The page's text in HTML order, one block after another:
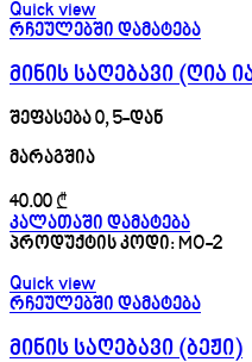
Quick view
რჩეულებში დამატება
მინის საღებავი (ღია
შეფასება0, 5-დან
მარაგშია
40.00₾
კალათაში დამატება
პროდუქტის კოდი:MO-2
Quick view
რჩეულებში დამატება
მინის საღებავი (ბეჟი)